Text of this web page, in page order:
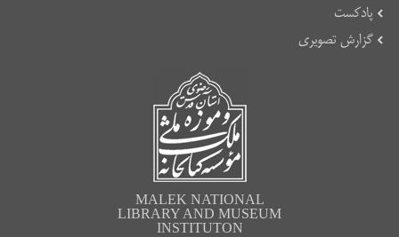
پادکست
گزارش تصویری
MALEK NATIONAL
LIBRARY AND MUSEUM
INSTITUTON